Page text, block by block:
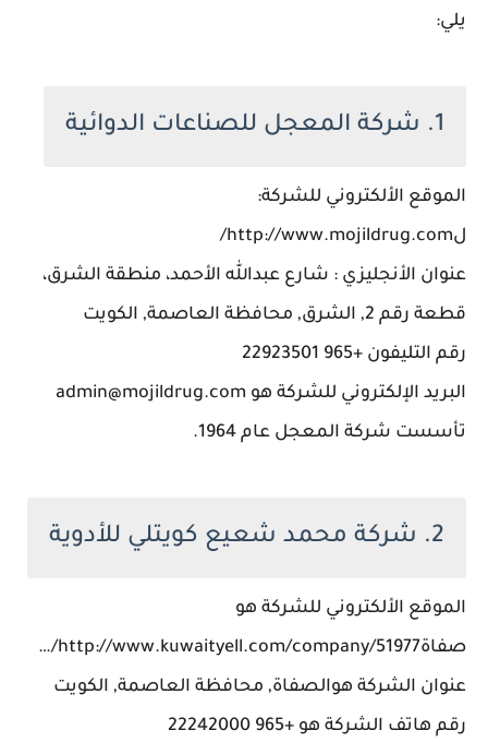
يلي:
1. شركة المعجل للصناعات الدوائية
الموقع الألكتروني للشركة:
لhttp://www.mojildrug.com/
عنوان الأنجليزي : شارع عبدالله الأحمد، منطقة الشرق،
قطعة رقم 2, الشرق, محافظة العاصمة, الكويت
رقم التليفون +965 22923501
البريد الإلكتروني للشركة هو admin@mojildrug.com
تأسست شركة المعجل عام 1964.
2. شركة محمد شعيع كويتلي للأدوية
الموقع الألكتروني للشركة هو
صفاةhttp://www.kuwaityell.com/company/51977/…
عنوان الشركة هوالصفاة, محافظة العاصمة, الكويت
رقم هاتف الشركة هو +965 22242000